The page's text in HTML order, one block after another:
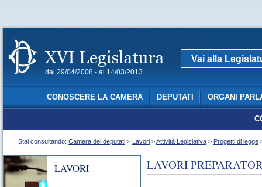
dal 29/04/2008 - al 14/03/2013
Vai alla
CONOSCERE LA CAMERA DEPUTATI ORGANI
Stai consultando: Camera dei deputati > Lavori >Attività Legislativa > Progetti di legge
LAVORI LAVORI